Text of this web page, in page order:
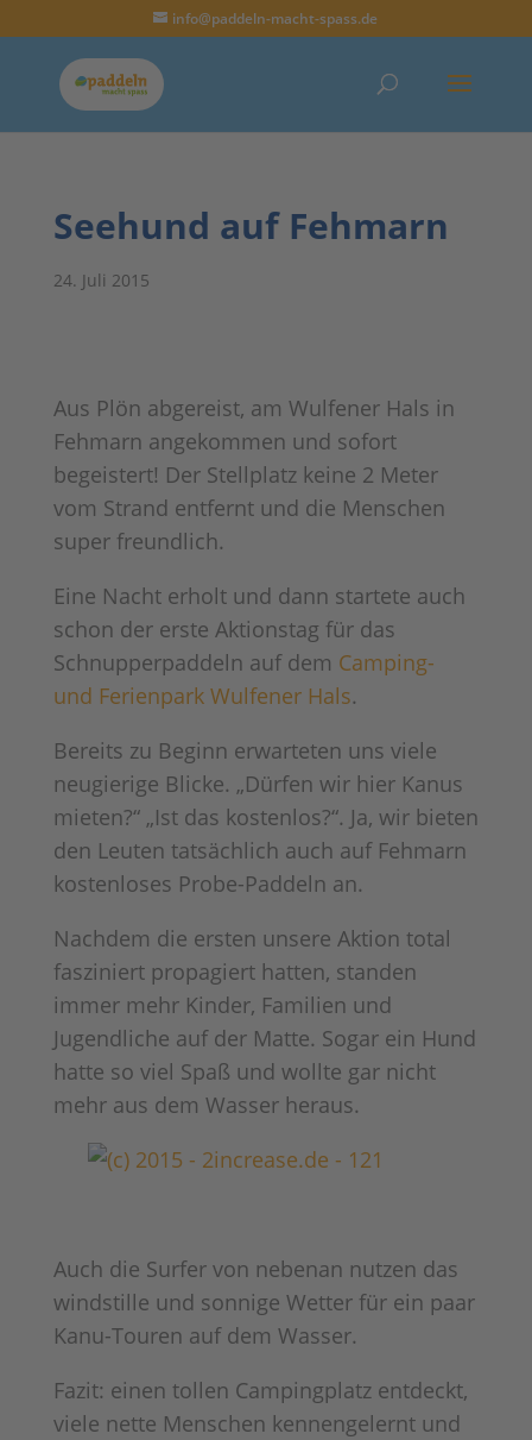
info@paddeln-macht-spass.de
Seehund auf Fehmarn
24. Juli 2015
Aus Plön abgereist, am Wulfener Hals in
Fehmarn angekommen und sofort
begeistert! Der Stellplatz keine 2 Meter
vom Strand entfernt und die Menschen
super freundlich.
Eine Nacht erholt und dann startete auch
schon der erste Aktionstag für das
Schnupperpaddeln auf dem Camping-
und Ferienpark Wulfener Hals.
Bereits zu Beginn erwarteten uns viele
neugierige Blicke. „Dürfen wir hier Kanus
mieten?“ „Ist das kostenlos?“. Ja, wir bieten
den Leuten tatsächlich auch auf Fehmarn
kostenloses Probe-Paddeln an.
Nachdem die ersten unsere Aktion total
fasziniert propagiert hatten, standen
immer mehr Kinder, Familien und
Jugendliche auf der Matte. Sogar ein Hund
hatte so viel Spaß und wollte gar nicht
mehr aus dem Wasser heraus.
Auch die Surfer von nebenan nutzen das
windstille und sonnige Wetter für ein paar
Kanu-Touren auf dem Wasser.
Fazit: einen tollen Campingplatz entdeckt,
viele nette Menschen kennengelernt und